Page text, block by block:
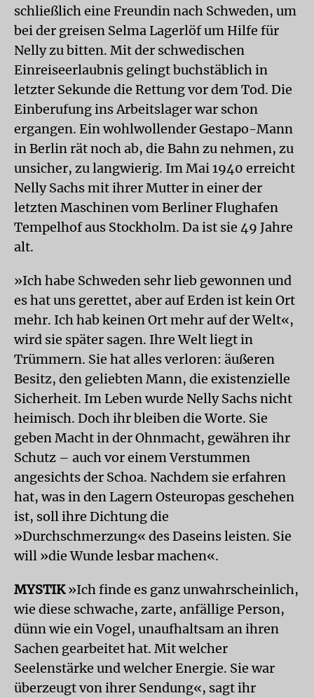
schließlich eine Freundin nach Schweden, um
bei der greisen Selma Lagerlöf um Hilfe für
Nelly zu bitten. Mit der schwedischen
Einreiseerlaubnis gelingt buchstäblich in
letzter Sekunde die Rettung vor dem Tod. Die
Einberufung ins Arbeitslager war schon
ergangen. Ein wohlwollender Gestapo-Mann
in Berlin rät noch ab, die Bahn zu nehmen, zu
unsicher, zu langwierig. Im Mai 1940 erreicht
Nelly Sachs mit ihrer Mutter in einer der
letzten Maschinen vom Berliner Flughafen
Tempelhof aus Stockholm. Da ist sie 49 Jahre
alt.
»Ich habe Schweden sehr lieb gewonnen und
es hat uns gerettet, aber auf Erden ist kein Ort
mehr. Ich hab keinen Ort mehr auf der Welt«,
wird sie später sagen. Ihre Welt liegt in
Trümmern. Sie hat alles verloren: äußeren
Besitz, den geliebten Mann, die existenzielle
Sicherheit. Im Leben wurde Nelly Sachs nicht
heimisch. Doch ihr bleiben die Worte. Sie
geben Macht in der Ohnmacht, gewähren ihr
Schutz – auch vor einem Verstummen
angesichts der Schoa. Nachdem sie erfahren
hat, was in den Lagern Osteuropas geschehen
ist, soll ihre Dichtung die
»Durchschmerzung« des Daseins leisten. Sie
will »die Wunde lesbar machen«.
MYSTIK»Ich finde es ganz unwahrscheinlich,
wie diese schwache, zarte, anfällige Person,
dünn wie ein Vogel, unaufhaltsam an ihren
Sachen gearbeitet hat. Mit welcher
Seelenstärke und welcher Energie. Sie war
überzeugt von ihrer Sendung«, sagt ihr